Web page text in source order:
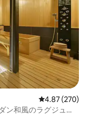
Calificación
4.87 (270)
ン和風のラグジュア